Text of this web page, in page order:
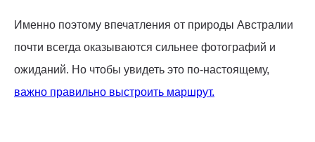
Именно поэтому впечатления от природы Австралии
почти всегда оказываются сильнее фотографий и
ожиданий. Но чтобы увидеть это по-настоящему,
важно правильно выстроить маршрут.